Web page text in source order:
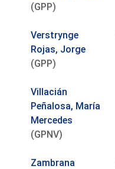
(GPP)
Verstrynge
Rojas, Jorge
(GPP)
Villacián
Peñalosa, María
Mercedes
(GPNV)
Zambrana